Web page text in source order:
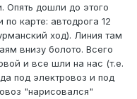
Опять дошли до этого
карте: автодрога 12
ход). Линия там
внизу болото. Всего
и все шли на нас (т.е.
под электровоз и под
"нарисовался"